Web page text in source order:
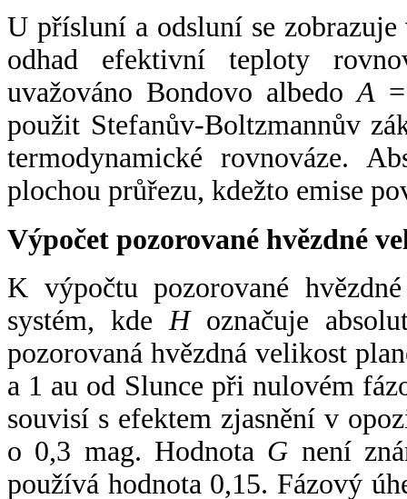
U přísluní a odsluní se
odhad efektivní teploty
uvažováno Bondovo albedoA
použit Stefanův-Boltzmannův
termodynamické rovnováze.
plochou průřezu, kdežto emise
Výpočet pozorované hvězdné
K výpočtu pozorované
systém, kde Hoznačuje
pozorovaná hvězdná velikost
a 1 au od Slunce při nulovém
souvisí s efektem zjasnění v
o 0,3 mag. Hodnota G není
používá hodnota 0,15. Fázový